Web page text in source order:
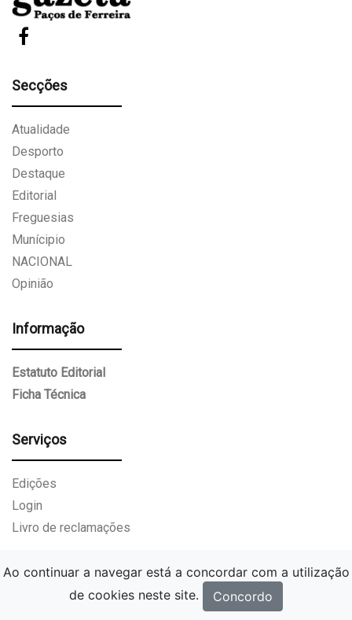
Secções
Atualidade
Desporto
Destaque
Editorial
Freguesias
Munícipio
NACIONAL
Opinião
Informação
Estatuto Editorial
Ficha Técnica
Serviços
Edições
Login
Livro de reclamações
Gazeta Paços de Ferreira.Todos os direitos reservados.
Ao continuar a navegar está a concordar com a utilização
de cookies neste site.
Concordo